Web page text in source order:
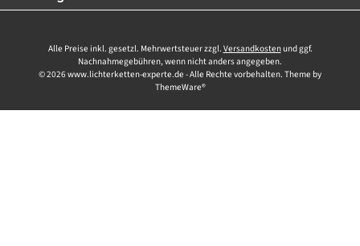
Alle Preise inkl. gesetzl. Mehrwertsteuer zzgl. Versandkostenund ggf.
Nachnahmegebühren, wenn nicht anders angegeben.
© 2026 www.lichterketten-experte.de - Alle Rechte vorbehalten. Theme by
ThemeWare®